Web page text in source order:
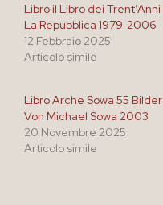
Libro il Libro dei Trent’Anni
La Repubblica 1979-2006
12 Febbraio 2025
Articolo simile
Libro Arche Sowa 55 Bilder
Von Michael Sowa 2003
20 Novembre 2025
Articolo simile